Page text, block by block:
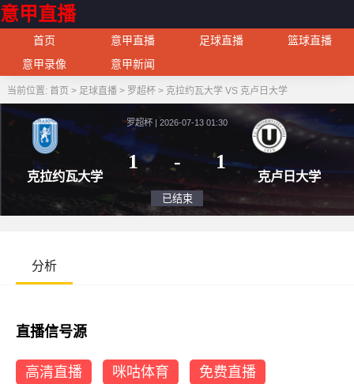
意甲直播
首页 意甲直播 足球直播
篮球直播
意甲录像
意甲新闻
当前位置: 首页 > 足球直播> 罗超杯> 克拉约瓦大学 VS 克卢日大学
克拉约瓦大学
罗超杯 | 2026-07-13 01:30
1
克卢
分析
直播信号源
高清直播 咪咕体育
免费直播